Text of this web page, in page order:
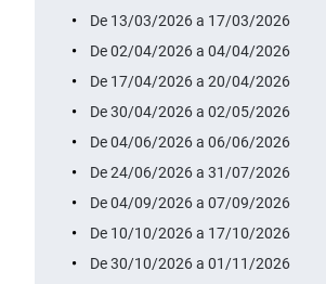
De 13/03/2026 a 17/03/2026
De 02/04/2026 a 04/04/2026
De 17/04/2026 a 20/04/2026
De 30/04/2026 a 02/05/2026
De 04/06/2026 a 06/06/2026
De 24/06/2026 a 31/07/2026
De 04/09/2026 a 07/09/2026
De 10/10/2026 a 17/10/2026
De 30/10/2026 a 01/11/2026